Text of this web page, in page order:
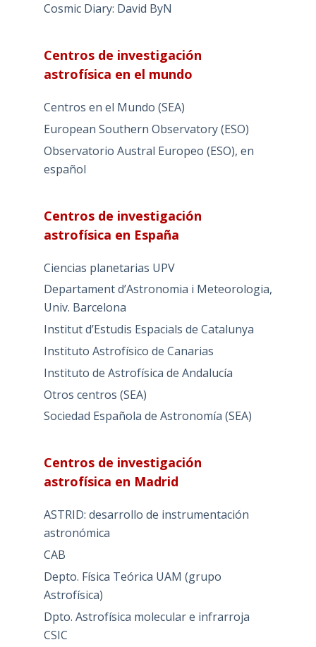
Cosmic Diary: David ByN
Centros de investigación
astrofísica en el mundo
Centros en el Mundo (SEA)
European Southern Observatory (ESO)
Observatorio Austral Europeo (ESO), en
español
Centros de investigación
astrofísica en España
Ciencias planetarias UPV
Departament d’Astronomia i Meteorologia,
Univ. Barcelona
Institut d’Estudis Espacials de Catalunya
Instituto Astrofísico de Canarias
Instituto de Astrofísica de Andalucía
Otros centros (SEA)
Sociedad Española de Astronomía (SEA)
Centros de investigación
astrofísica en Madrid
ASTRID: desarrollo de instrumentación
astronómica
CAB
Depto. Física Teórica UAM (grupo
Astrofísica)
Dpto. Astrofísica molecular e infrarroja
CSIC